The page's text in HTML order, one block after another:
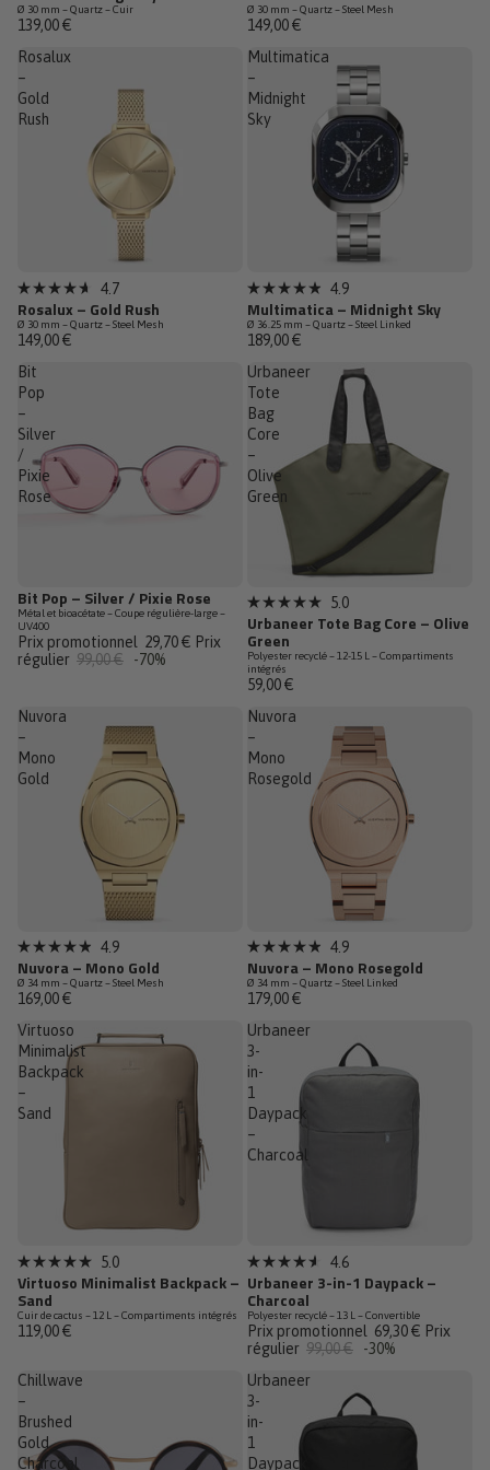
sur
5
étoiles
Ø 30 mm – Quartz – Cuir
139,00 €
sur
5
étoiles
Ø 30 mm – Quartz – Steel Mesh
149,00 €
Rosalux
–
Gold
Rush
Dernières pièces
4.7
sur
5
étoiles
4.7
Rosalux – Gold Rush
Ø 30 mm – Quartz – Steel Mesh
149,00 €
Multimatica
–
Midnight
Sky
Épuisé
Noté
4.9
sur
5
étoiles
4.9
Multimatica – Midnight Sky
Ø 36.25 mm – Quartz – Steel Linked
189,00 €
Bit
Pop
–
Silver
/
Pixie
Rose
Promotion
Dernière
Bit Pop – Silver / Pixie Rose
Métal et bioacétate – Coupe régulière-large –
UV400
Prix promotionnel 29,70 € Prix
régulier 99,00 € -70%
Urbaneer
Tote
Bag
Core
–
Olive
Green
Épuisé
Noté
5.0
sur
5
étoiles
5.0
Urbaneer Tote Bag Core – Olive
Green
Polyester recyclé – 12-15 L – Compartiments
intégrés
59,00 €
Nuvora
–
Mono
Gold
Épuisé
Noté
4.9
sur
5
étoiles
4.9
Nuvora – Mono Gold
Ø 34 mm – Quartz – Steel Mesh
169,00 €
Nuvora
–
Mono
Rosegold
Nouveauté
Dernières pièces
Noté
4.9
sur
5
étoiles
4.9
Nuvora – Mono Rosegold
Ø 34 mm – Quartz – Steel Linked
179,00 €
Virtuoso
Minimalist
Backpack
–
Sand
Épuisé
Noté
5.0
sur
5
étoiles
5.0
Virtuoso Minimalist Backpack –
Sand
Cuir de cactus – 12 L – Compartiments intégrés
119,00 €
Urbaneer
3-
in-
1
Daypack
–
Charcoal
Promotion
Dernière
Noté
4.6
sur
5
étoiles
4.6
Urbaneer 3-in-1 Daypack –
Charcoal
Polyester recyclé – 13 L – Convertible
Prix promotionnel 69,30 € Prix
régulier 99,00 €
-30%
Chillwave
–
Brushed
Gold
Charcoal
Urbaneer
3-
in-
1
Daypack